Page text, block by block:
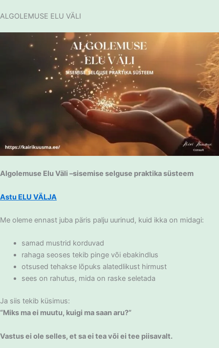
to
ALGOLEMUSE ELU VÄLI
Algolemuse Elu Väli –sisemise selguse praktika süsteem
Astu ELU VÄLJA
Me oleme ennast juba päris palju uurinud, kuid ikka on midagi:
samad mustrid korduvad
rahaga seoses tekib pinge või ebakindlus
otsused tehakse lõpuks alatedlikust hirmust
sees on rahutus, mida on raske seletada
Ja siis tekib küsimus:
“Miks ma ei muutu, kuigi ma saan aru?”
Vastus ei ole selles, et sa ei tea või ei tee piisavalt.